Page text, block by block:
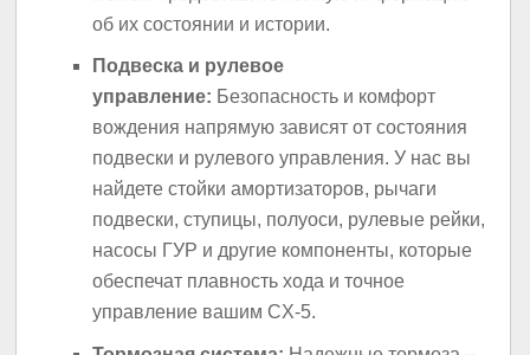
об их состоянии и истории.
Подвеска и рулевое
управление: Безопасность и комфорт
вождения напрямую зависят от состояния
подвески и рулевого управления. У нас вы
найдете стойки амортизаторов, рычаги
подвески, ступицы, полуоси, рулевые рейки,
насосы ГУР и другие компоненты, которые
обеспечат плавность хода и точное
управление вашим CX-5.